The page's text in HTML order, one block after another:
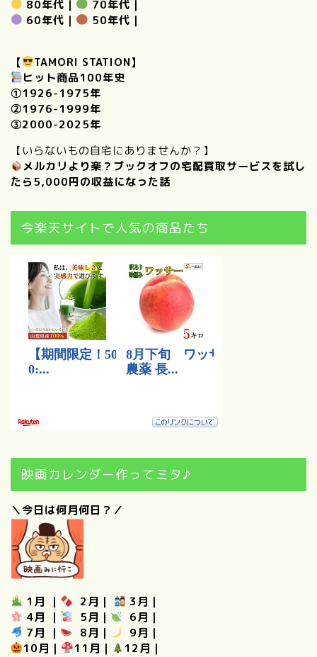
80年代 ｜ 70年代 ｜
60年代 ｜ 50年代 ｜
【
TAMORI STATION】
ヒット商品100年史
①1926-1975年
②1976-1999年
③2000-2025年
【いらないもの自宅にありませんか？】
メルカリより楽？ブックオフの宅配買取サービスを試し
たら5,000円の収益になった話
今楽天サイトで人気の商品たち
映画カレンダー作ってミタ♪
＼今日は何月何日？／
1月 ｜ 2月 ｜ 3月 ｜
4月
｜ 5月 ｜ 6月 ｜
7月
｜ 8月 ｜ 9月 ｜
10月 ｜ 11月 ｜ 12月 ｜